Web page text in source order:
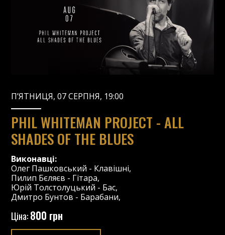
П’ЯТНИЦЯ, 07 СЕРПНЯ, 19:00
PHIL WHITEMAN PROJECT - ALL
SHADES OF THE BLUES
Виконавці:
Олег Пашковський - Клавішні,
Пилип Бєляєв - Гітара,
Юрій Толстолуцький - Бас,
Дмитро Бунтов - Барабани,
Ціна:800 грн